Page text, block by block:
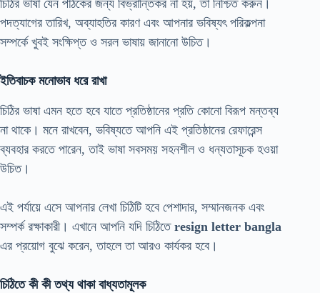
চিঠির ভাষা যেন পাঠকের জন্য বিভ্রান্তিকর না হয়, তা নিশ্চিত করুন।
পদত্যাগের তারিখ, অব্যাহতির কারণ এবং আপনার ভবিষ্যৎ পরিকল্পনা
সম্পর্কে খুবই সংক্ষিপ্ত ও সরল ভাষায় জানানো উচিত।
ইতিবাচক মনোভাব ধরে রাখা
চিঠির ভাষা এমন হতে হবে যাতে প্রতিষ্ঠানের প্রতি কোনো বিরূপ মন্তব্য
না থাকে। মনে রাখবেন, ভবিষ্যতে আপনি এই প্রতিষ্ঠানের রেফারেন্স
ব্যবহার করতে পারেন, তাই ভাষা সবসময় সহনশীল ও ধন্যতাসূচক হওয়া
উচিত।
এই পর্যায়ে এসে আপনার লেখা চিঠিটি হবে পেশাদার, সম্মানজনক এবং
সম্পর্ক রক্ষাকারী। এখানে আপনি যদি চিঠিতে resign letter bangla
এর প্রয়োগ বুঝে করেন, তাহলে তা আরও কার্যকর হবে।
চিঠিতে কী কী তথ্য থাকা বাধ্যতামূলক